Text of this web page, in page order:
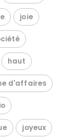
joie
haut
d'affaires
joyeux